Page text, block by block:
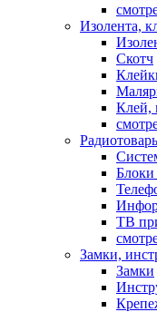
Изолента,
Скотч
Клей,
Блоки
ТВ
Замки,
Замки